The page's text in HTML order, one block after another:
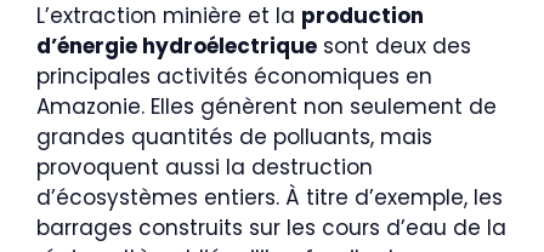
L’extraction minière et la production
d’énergie hydroélectrique sont deux des
principales activités économiques en
Amazonie. Elles génèrent non seulement de
grandes quantités de polluants, mais
provoquent aussi la destruction
d’écosystèmes entiers. À titre d’exemple, les
barrages construits sur les cours d’eau de la